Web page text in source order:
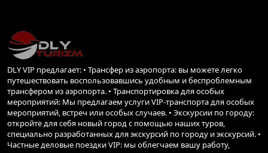
безопасные, комфортные и дешевые, чем такси. У
нас есть автомобиль, подходящий для любого
случая.
Вы можете выбрать один из предлагаемых нами
автомобилей, чтобы всегда наслаждаться
максимальным комфортом. Путешествуете ли Вы в
DLY VIP предлагает: • Трансфер из аэропорта: вы можете легко
путешествовать воспользовавшись удобным и беспроблемным
трансфером из аэропорта. • Транспортировка для особых
мероприятий: Мы предлагаем услуги VIP-транспорта для особых
мероприятий, встреч или особых случаев. • Экскурсии по городу:
откройте для себя новый город с помощью наших туров,
специально разработанных для экскурсий по городу и экскурсий. •
Частные деловые поездки VIP: мы облегчаем вашу работу,